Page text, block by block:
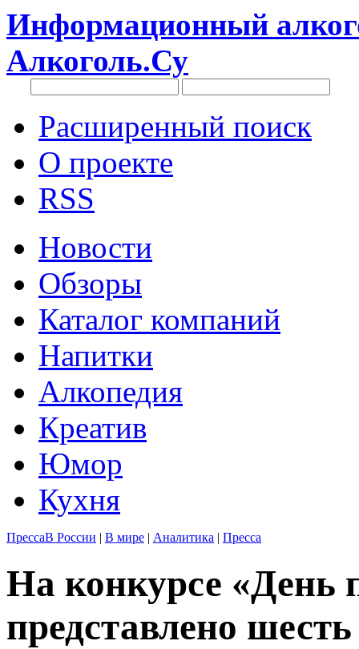
Информационный
Алкоголь.Су
Расширенный поиск
О проекте
RSS
Новости
Обзоры
Каталог компаний
Напитки
Алкопедия
Креатив
Юмор
Кухня
ПрессаВ России | В мире | Аналитика | Пресса
На конкурсе «День
представлено